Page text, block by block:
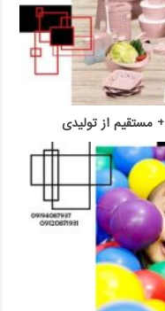
از تولیدی